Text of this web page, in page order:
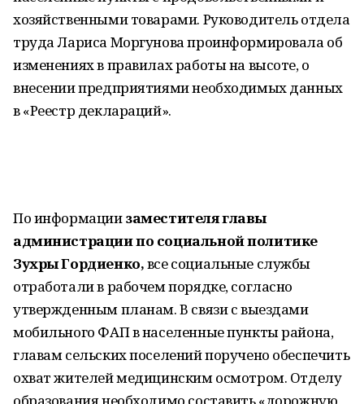
хозяйственными товарами. Руководитель отдела
труда Лариса Моргунова проинформировала об
изменениях в правилах работы на высоте, о
внесении предприятиями необходимых данных
в «Реестр деклараций».
По информациизаместителя главы
администрации по социальной политике
Зухры Гордиенко,все социальные службы
отработали в рабочем порядке, согласно
утвержденным планам. В связи с выездами
мобильного ФАП в населенные пункты района,
главам сельских поселений поручено обеспечить
охват жителей медицинским осмотром. Отделу